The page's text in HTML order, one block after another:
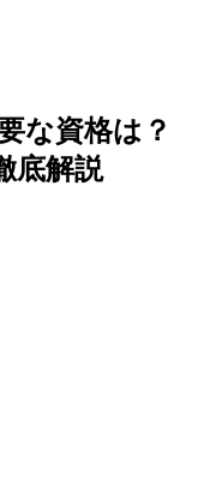
な資格は？
底解説